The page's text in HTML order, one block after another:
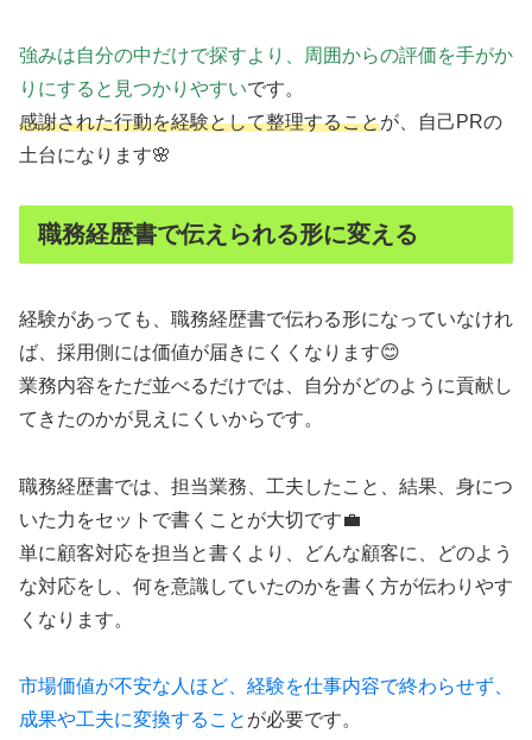
強みは自分の中だけで探すより、周囲からの評価を手がか
りにすると見つかりやすいです。
感謝された行動を経験として整理することが、自己PRの
土台になります🌸
職務経歴書で伝えられる形に変える
経験があっても、職務経歴書で伝わる形になっていなけれ
ば、採用側には価値が届きにくくなります😊
業務内容をただ並べるだけでは、自分がどのように貢献し
てきたのかが見えにくいからです。
職務経歴書では、担当業務、工夫したこと、結果、身につ
いた力をセットで書くことが大切です💼
単に顧客対応を担当と書くより、どんな顧客に、どのよう
な対応をし、何を意識していたのかを書く方が伝わりやす
くなります。
市場価値が不安な人ほど、経験を仕事内容で終わらせず、
成果や工夫に変換すること が必要です。